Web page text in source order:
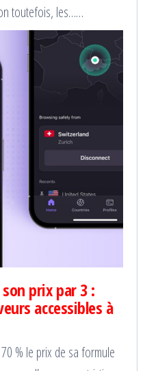
toutefois, les……
prix par 3 :
accessibles à
% le prix de sa formule